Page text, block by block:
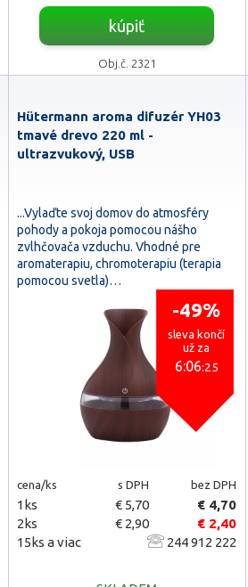
kúpiť
Obj.č. 2321
Hütermann aroma difuzér YH03
tmavé drevo 220 ml -
ultrazvukový, USB
...Vylaďte svoj domov do atmosféry
pohody a pokoja pomocou nášho
zvlhčovača vzduchu. Vhodné pre
aromaterapiu, chromoterapiu (terapia
pomocou svetla)…
-49%
sleva končí
už za
6:06:24
cena/ks s DPH bez DPH
1ks € 5,70
€ 4,70
2ks
€ 2,90
€ 2,40
15ks a viac
244 912 222